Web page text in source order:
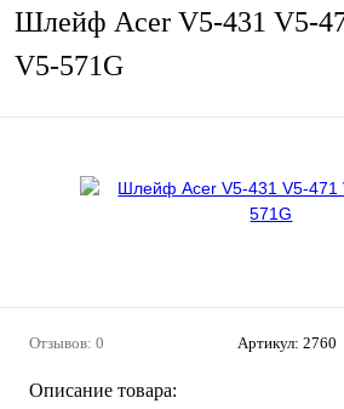
Шлейф Acer V5-431 V5-
V5-571G
Отзывов: 0 Артикул: 2760
Описание товара: